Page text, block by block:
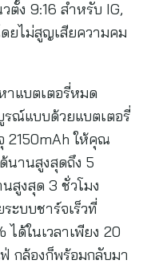
ตั้ง 9:16 สำหรับ IG,
ดยไม่สูญเสียความคม
แบตเตอรี่หมด
รณ์แบบด้วยแบตเตอรี่
2150mAh ให้คุณ
นานสูงสุดถึง 5
สูงสุด 3 ชั่วโมง
ะบบชาร์จเร็วที่
ด้ในเวลาเพียง 20
กล้องก็พร้อมกลับมา